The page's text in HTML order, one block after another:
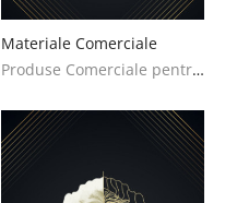
Materiale Comerciale
Produse Comerciale pentru Decorare - Idei și Modele